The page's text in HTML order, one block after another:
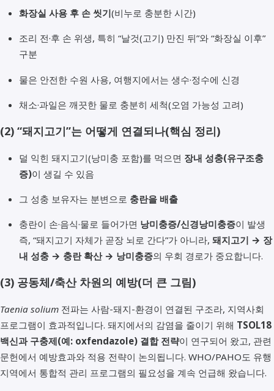
화장실 사용 후 손 씻기(비누로 충분한 시간)
조리 전·후 손 위생, 특히 “날것(고기) 만진 뒤”와 “화장실 이후”
구분
물은 안전한 수원 사용, 여행지에서는 생수·정수에 신경
채소·과일은 깨끗한 물로 충분히 세척(오염 가능성 고려)
(2) “돼지고기”는 어떻게 연결되나(핵심 정리)
덜 익힌 돼지고기(낭미충 포함)를 먹으면 장내 성충(유구조충
증)이 생길 수 있음
그 성충 보유자는 분변으로 충란을 배출
충란이 손·음식·물로 들어가면 낭미충증/신경낭미충증이 발생
즉, “돼지고기 자체가 곧장 뇌로 간다”가 아니라, 돼지고기 → 장
내 성충 → 충란 확산 → 낭미충증의 우회 경로가 중요합니다.
(3) 공동체/축산 차원의 예방(더 큰 그림)
Taenia solium 전파는 사람-돼지-환경이 연결된 구조라, 지역사회
프로그램이 효과적입니다. 돼지에서의 감염을 줄이기 위해 TSOL18
백신과 구충제(예: oxfendazole) 결합 전략이 연구되어 왔고, 관련
문헌에서 예방효과와 적용 전략이 논의됩니다. WHO/PAHO도 유행
지역에서 통합적 관리 프로그램의 필요성을 계속 언급해 왔습니다.